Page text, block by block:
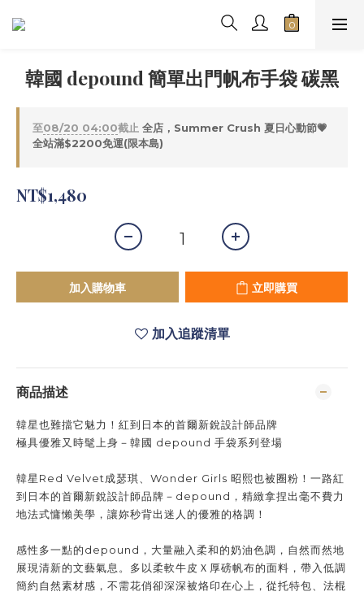
韓國 depound 簡單出門帆布手袋 碳黑
至08/20 04:00截止 全店，Summer Crush 夏日心動節💗
全站滿$2200免運(限本島)
NT$1,480
加入購物車 立即購買
加入追蹤清單
商品描述
韓星也難擋它魅力！紅到日本的首爾新銳設計師品牌
極具優雅又時髦上身－韓國 depound 手袋系列登場
韓星Red Velvet成瑟琪、 Wonder Girls 昭熙也被圈粉！一路紅
到日本的首爾新銳設計師品牌－depound，精緻拿捏出毫不費力
地法式慵懶美學，讓妳秒背出迷人的優雅的格調！
感性多一點的depound，大量融入柔和的奶油色調，自然而然地
展現清新的文藝氣息。多以柔軟牛皮Ｘ厚磅帆布的面料，帶入低調
簡約自然素材感，不需花俏卻深深被烙印在心上，從托特包、法棍